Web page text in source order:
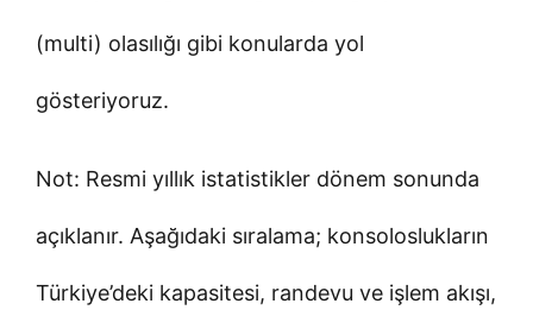
(multi) olasılığı gibi konularda yol
gösteriyoruz.
Not: Resmi yıllık istatistikler dönem sonunda
açıklanır. Aşağıdaki sıralama; konsoloslukların
Türkiye’deki kapasitesi, randevu ve işlem akışı,